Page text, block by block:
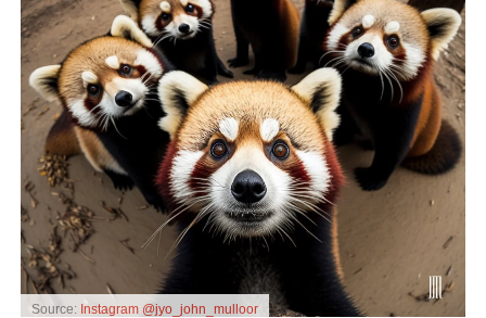
Source: Instagram @jyo_john_mulloor